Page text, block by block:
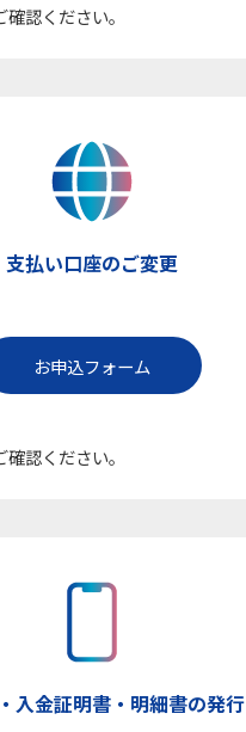
認ください。
支払い口座のご変更
お申込フォーム
認ください。
入金証明書・明細書の発行